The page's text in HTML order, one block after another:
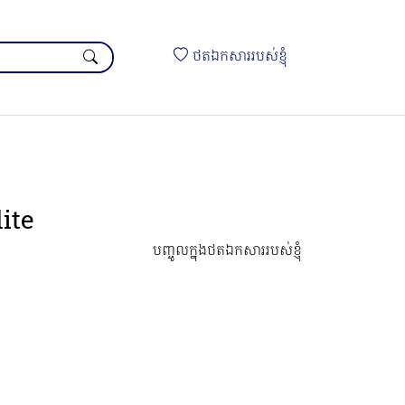
ថតឯកសាររបស់ខ្ញុំ
បញ្ចូលក្នុងថតឯកសាររបស់ខ្ញុំ